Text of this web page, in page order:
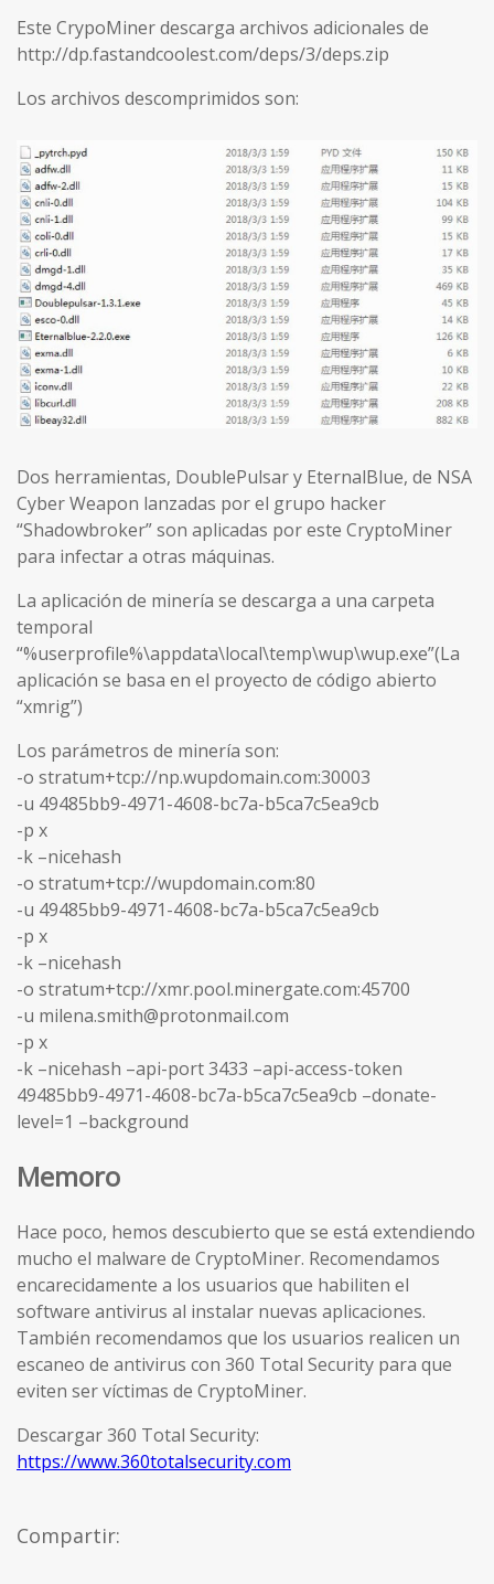
Este CrypoMiner descarga archivos adicionales de
http://dp.fastandcoolest.com/deps/3/deps.zip
Los archivos descomprimidos son:
Dos herramientas, DoublePulsar y EternalBlue, de NSA
Cyber Weapon lanzadas por el grupo hacker
“Shadowbroker” son aplicadas por este CryptoMiner
para infectar a otras máquinas.
La aplicación de minería se descarga a una carpeta
temporal
“%userprofile%\appdata\local\temp\wup\wup.exe”(La
aplicación se basa en el proyecto de código abierto
“xmrig”)
Los parámetros de minería son:
-o stratum+tcp://np.wupdomain.com:30003
-u 49485bb9-4971-4608-bc7a-b5ca7c5ea9cb
-p x
-k –nicehash
-o stratum+tcp://wupdomain.com:80
-u 49485bb9-4971-4608-bc7a-b5ca7c5ea9cb
-p x
-k –nicehash
-o stratum+tcp://xmr.pool.minergate.com:45700
-u milena.smith@protonmail.com
-p x
-k –nicehash –api-port 3433 –api-access-token
49485bb9-4971-4608-bc7a-b5ca7c5ea9cb –donate-
level=1 –background
Memoro
Hace poco, hemos descubierto que se está extendiendo
mucho el malware de CryptoMiner. Recomendamos
encarecidamente a los usuarios que habiliten el
software antivirus al instalar nuevas aplicaciones.
También recomendamos que los usuarios realicen un
escaneo de antivirus con 360 Total Security para que
eviten ser víctimas de CryptoMiner.
Descargar 360 Total Security:
https://www.360totalsecurity.com
Compartir: